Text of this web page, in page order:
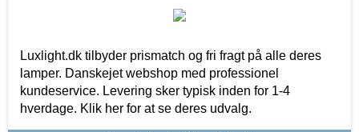
Luxlight.dk tilbyder prismatch og fri fragt på alle deres
lamper. Danskejet webshop med professionel
kundeservice. Levering sker typisk inden for 1-4
hverdage. Klik her for at se deres udvalg.